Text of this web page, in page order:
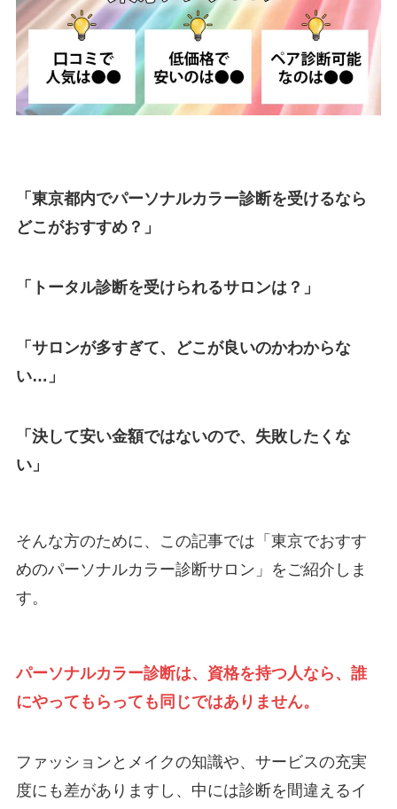
「東京都内でパーソナルカラー診断を受けるなら
どこがおすすめ？」
「トータル診断を受けられるサロンは？」
「サロンが多すぎて、どこが良いのかわからな
い…」
「決して安い金額ではないので、失敗したくな
い」
そんな方のために、この記事では「東京でおすす
めのパーソナルカラー診断サロン」をご紹介しま
す。
パーソナルカラー診断は、資格を持つ人なら、誰
にやってもらっても同じではありません。
ファッションとメイクの知識や、サービスの充実
度にも差がありますし、中には診断を間違えるイ